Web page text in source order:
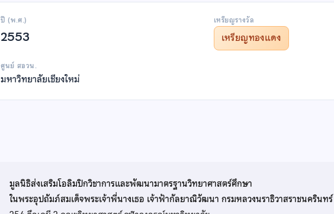
ปี (พ.ศ.)
2553
เหรียญรางวัล
เหรียญทองแดง
ศูนย์ สอวน.
มหาวิทยาลัยเชียงใหม่
มูลนิธิส่งเสริมโอลิมปิกวิชาการและพัฒนามาตรฐานวิทยาศาสตร์ศึกษา
ในพระอุปถัมภ์สมเด็จพระเจ้าพี่นางเธอ เจ้าฟ้ากัลยาณิวัฒนา กรมหลวงนราธิวาสราชนครินทร์